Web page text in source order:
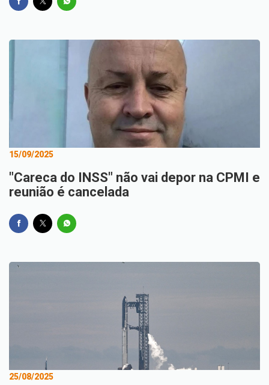
15/09/2025
"Careca do INSS" não vai depor na CPMI e
reunião é cancelada
25/08/2025